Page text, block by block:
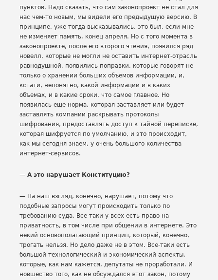
пунктов. Надо сказать, что сам законопроект не стал для
нас чем-то новым, мы видели его предыдущую версию. В
принципе, уже тогда высказывались, это был, если мне
не изменяет память, конец апреля. Но с того момента в
законопроекте, после его второго чтения, появился ряд
новелл, которые не могли не оставить интернет-отрасль
равнодушной, появились поправки, которые говорят не
только о хранении больших объемов информации, и,
кстати, непонятно, какой информации и в каких
объемах, и в какие сроки, что самое главное. Но
появилась еще норма, которая заставляет или будет
заставлять компании раскрывать протоколы
шифрования, предоставлять доступ к тайной переписке,
которая шифруется по умолчанию, и это происходит,
как мы сегодня знаем, у очень большого количества
интернет-сервисов.
— А это нарушает Конституцию?
— На наш взгляд, конечно, нарушает, потому что
подобные запросы могут происходить только по
требованию суда. Все-таки у всех есть право на
приватность, в том числе при общении в интернете. Это
некий основополагающий принцип, который, конечно,
трогать нельзя. Но дело даже не в этом. Все-таки есть
большой технологический и экономический аспекты,
которые, как нам кажется, депутаты не проработали. И
новшество того, как не обсуждался этот закон, потому